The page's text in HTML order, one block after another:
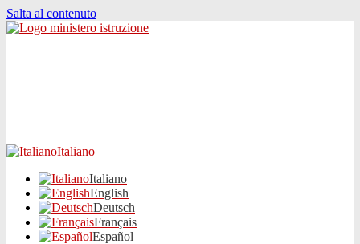
Salta al contenuto
Italiano
Italiano
English
Deutsch
Français
Español